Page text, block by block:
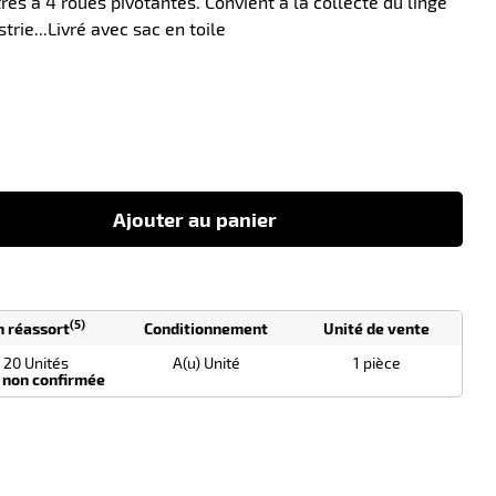
avec sac en toile
Ajouter au panier
réassort(5) Conditionnement
Unité de vente
20 Unités
confirmée
A(u) Unité 1 pièce